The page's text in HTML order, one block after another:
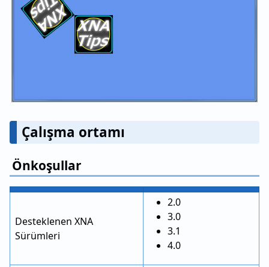
Çalışma ortamı
Önkoşullar
Desteklenen XNA
Sürümleri
2.0
3.0
3.1
4.0